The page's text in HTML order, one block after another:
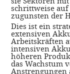
schrittweise
zugunsten der
Dies ist ein
extensiven
Arbeitskräften
intensiven
höheren
das Wachstum